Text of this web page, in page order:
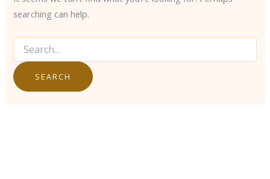
searching can help.
Search
for: